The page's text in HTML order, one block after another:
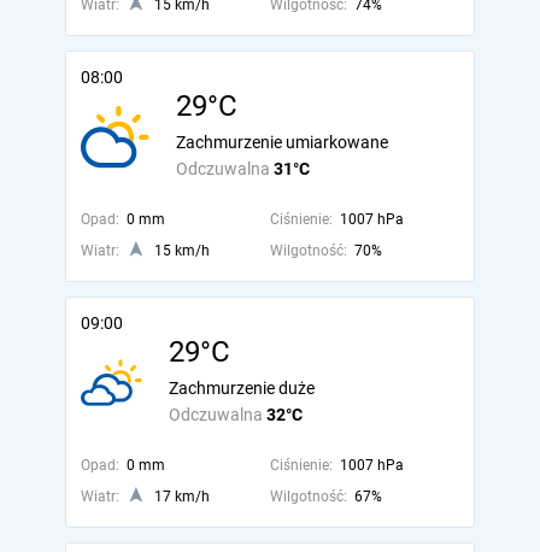
Wiatr: 15 km/h Wilgotność: 74%
08:00
29°C
Odczuwalna 31°C
Zachmurzenie umiarkowane
Opad: 0 mm Ciśnienie: 1007 hPa
Wiatr:
15 km/h Wilgotność: 70%
09:00
29°C
Odczuwalna 32°C
Zachmurzenie duże
Opad: 0 mm Ciśnienie: 1007 hPa
Wiatr:
17 km/h Wilgotność: 67%